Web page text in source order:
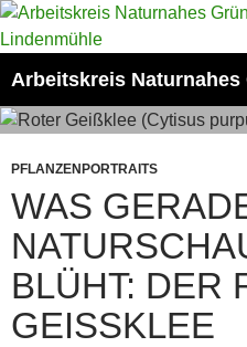
Zum
Inhalt
PFLANZENPORTRAITS
WAS
BLÜHT: DER
GEISSKLEE